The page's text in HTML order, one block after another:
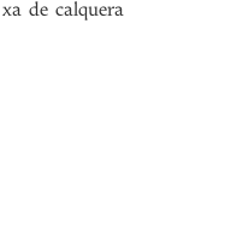
de calquera